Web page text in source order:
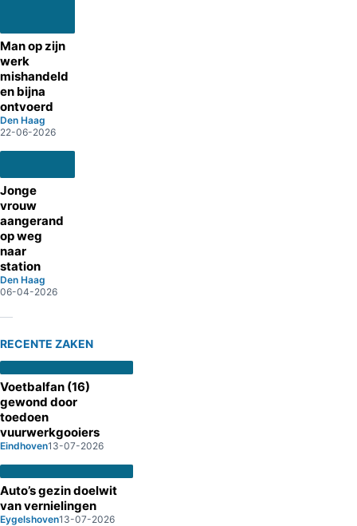
Man op zijn
werk
mishandeld
en bijna
ontvoerd
Den Haag
22-06-2026
Jonge
vrouw
aangerand
op weg
naar
station
Den Haag
06-04-2026
RECENTE ZAKEN
Voetbalfan (16)
gewond door
toedoen
vuurwerkgooiers
Eindhoven13-07-2026
Auto’s gezin doelwit
van vernielingen
Eygelshoven13-07-2026